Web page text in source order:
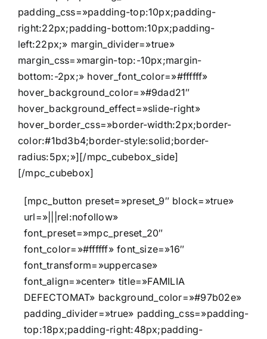
padding_css=»padding-top:10px;padding-
right:22px;padding-bottom:10px;padding-
left:22px;» margin_divider=»true»
margin_css=»margin-top:-10px;margin-
bottom:-2px;» hover_font_color=»#ffffff»
hover_background_color=»#9dad21″
hover_background_effect=»slide-right»
hover_border_css=»border-width:2px;border-
color:#1bd3b4;border-style:solid;border-
radius:5px;»][/mpc_cubebox_side]
[/mpc_cubebox]
[mpc_button preset=»preset_9″ block=»true»
url=»|||rel:nofollow»
font_preset=»mpc_preset_20″
font_color=»#ffffff» font_size=»16″
font_transform=»uppercase»
font_align=»center» title=»FAMILIA
DEFECTOMAT» background_color=»#97b02e»
padding_divider=»true» padding_css=»padding-
top:18px;padding-right:48px;padding-